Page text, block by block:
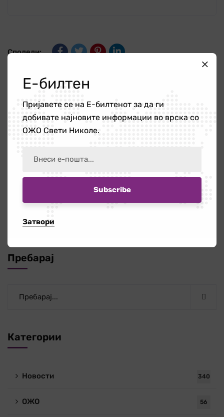
Сподели:
Меѓународниот ден за
елиминација на насилство врз
Пребарај
Категории
Новости 340
ОЖО 56
Е-билтен
Пријавете се на Е-билтенот за да ги
добивате најновите информации во врска со
ОЖО Свети Николе.
Затвори